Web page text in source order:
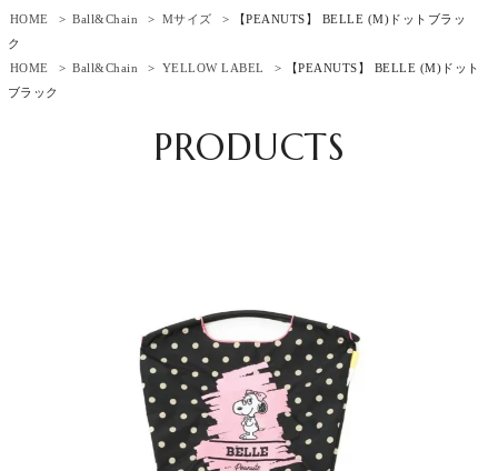
HOME
> Ball&Chain > Mサイズ
> 【PEANUTS】 BELLE (M)ドットブラッ
ク
HOME
> Ball&Chain > YELLOW LABEL
> 【PEANUTS】 BELLE (M)ドット
ブラック
PRODUCTS